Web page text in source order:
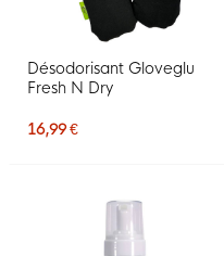
Désodorisant Gloveglu
Fresh N Dry
16,99 €